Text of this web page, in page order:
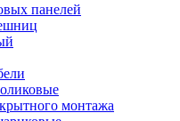
панелей
монтажа